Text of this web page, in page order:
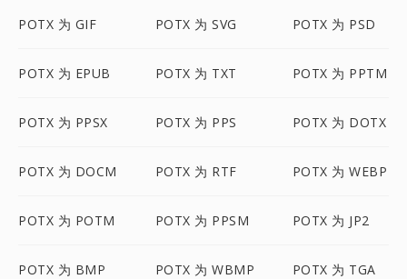
POTX 为 GIF POTX 为 SVG POTX 为 PSD
POTX 为 EPUB POTX 为 TXT POTX 为 PPTM
POTX 为 PPSX POTX 为 PPS POTX 为 DOTX
POTX 为 DOCM POTX 为 RTF POTX 为 WEBP
POTX 为 POTM POTX 为 PPSM POTX 为 JP2
POTX 为 BMP POTX 为 WBMP POTX 为 TGA